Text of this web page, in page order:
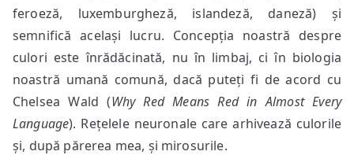
feroeză, luxemburgheză, islandeză, daneză) și
semnifică același lucru. Concepția noastră despre
culori este înrădăcinată, nu în limbaj, ci în biologia
noastră umană comună, dacă puteți fi de acord cu
Chelsea Wald (Why Red Means Red in Almost Every
Language). Rețelele neuronale care arhivează culorile
și, după părerea mea, și mirosurile.